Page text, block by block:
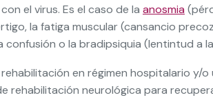
el virus. Es el caso de la anosmia
la fatiga muscular (cansancio
confusión o la bradipsiquia (lentintud a
en régimen hospitalario y/
rehabilitación neurológica para